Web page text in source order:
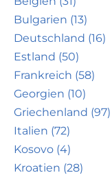
Bulgarien (13)
Deutschland (16)
Estland (50)
Frankreich (58)
Georgien (10)
Griechenland (97)
Italien (72)
Kosovo (4)
Kroatien (28)